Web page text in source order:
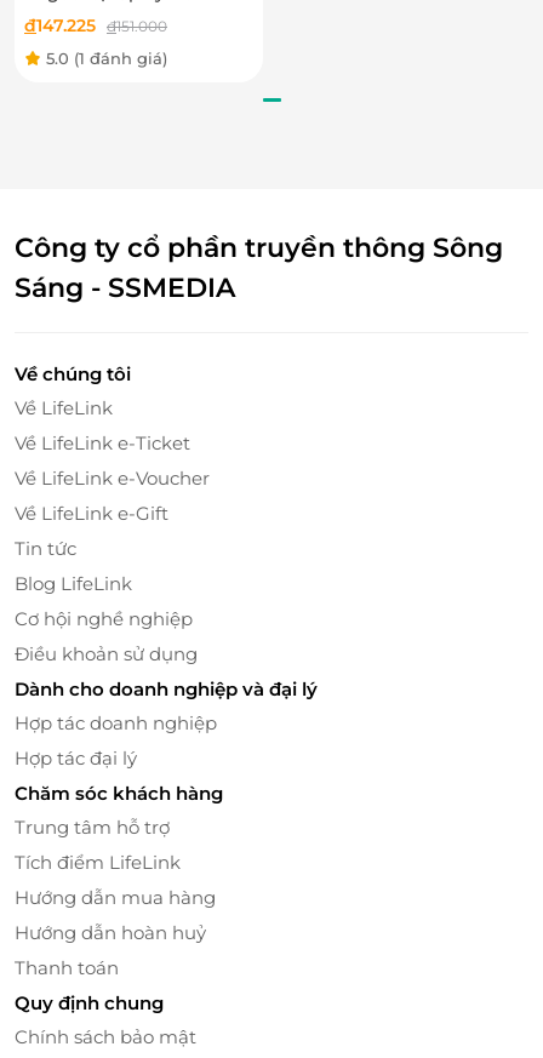
đ147.225 đ151.000
5.0 (1 đánh giá)
Công ty cổ phần truyền thông Sông
Sáng - SSMEDIA
Về chúng tôi
Về LifeLink
Về LifeLink e-Ticket
Về LifeLink e-Voucher
Về LifeLink e-Gift
Tin tức
Blog LifeLink
Cơ hội nghề nghiệp
Điều khoản sử dụng
Dành cho doanh nghiệp và đại lý
Hợp tác doanh nghiệp
Hợp tác đại lý
Chăm sóc khách hàng
Trung tâm hỗ trợ
Tích điểm LifeLink
Hướng dẫn mua hàng
Hướng dẫn hoàn huỷ
Thanh toán
Quy định chung
Chính sách bảo mật